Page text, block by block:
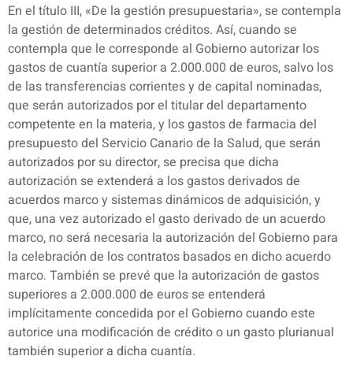
En el título III, «De la gestión presupuestaria», se contempla
la gestión de determinados créditos. Así, cuando se
contempla que le corresponde al Gobierno autorizar los
gastos de cuantía superior a 2.000.000 de euros, salvo los
de las transferencias corrientes y de capital nominadas,
que serán autorizados por el titular del departamento
competente en la materia, y los gastos de farmacia del
presupuesto del Servicio Canario de la Salud, que serán
autorizados por su director, se precisa que dicha
autorización se extenderá a los gastos derivados de
acuerdos marco y sistemas dinámicos de adquisición, y
que, una vez autorizado el gasto derivado de un acuerdo
marco, no será necesaria la autorización del Gobierno para
la celebración de los contratos basados en dicho acuerdo
marco. También se prevé que la autorización de gastos
superiores a 2.000.000 de euros se entenderá
implícitamente concedida por el Gobierno cuando este
autorice una modificación de crédito o un gasto plurianual
también superior a dicha cuantía.